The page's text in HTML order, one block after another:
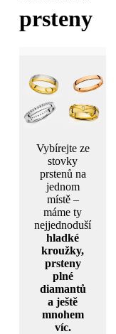
prsteny
Vybírejte ze
stovky
prstenů na
jednom
místě –
máme ty
nejjednoduší
hladké
kroužky,
prsteny
plné
diamantů
a ještě
mnohem
víc.